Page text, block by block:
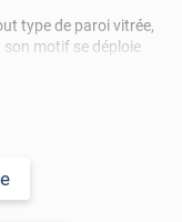
type de paroi vitrée,
motif se déploie